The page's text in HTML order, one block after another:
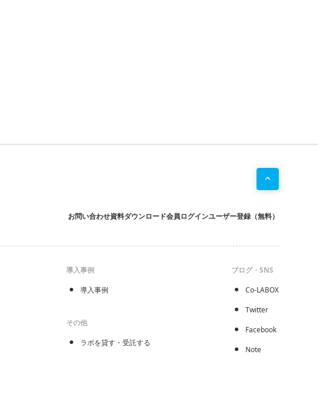
お問い合わせ資料ダウンロード会員ログインユーザー登録（無料）
導入事例
導入事例
その他
ラボを貸す・受託する
ブログ・SNS
Co-LABOX
Twitter
Facebook
Note